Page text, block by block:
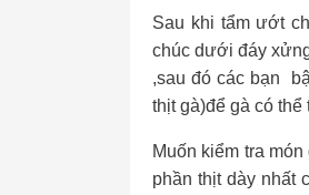
Sau khi tẩm ướt
chúc dưới đáy
,sau đó các bạn
thịt gà)để gà có
Muốn kiểm tra
phần thịt dày nhất